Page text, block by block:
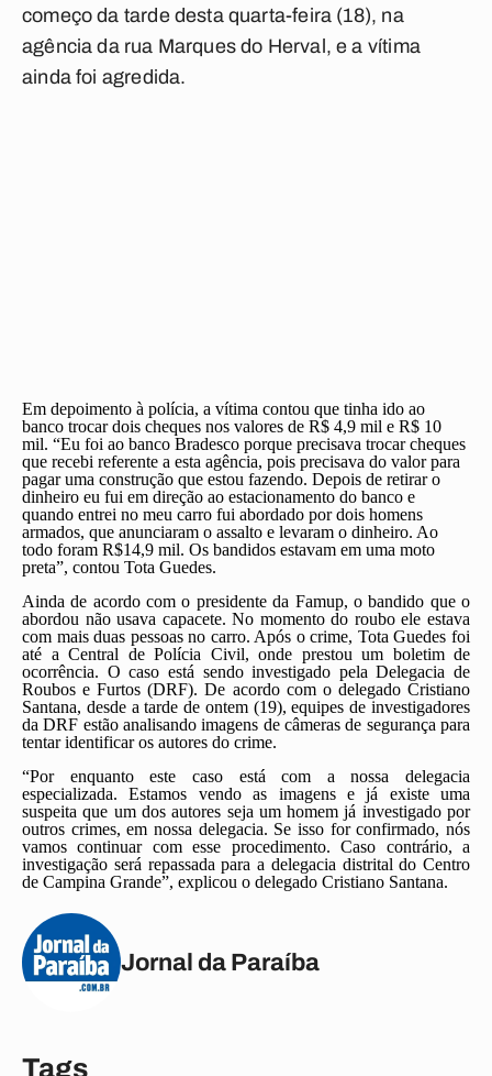
começo da tarde desta quarta-feira (18), na
agência da rua Marques do Herval, e a vítima
ainda foi agredida.
Em depoimento à polícia, a vítima contou que tinha ido ao
banco trocar dois cheques nos valores de R$ 4,9 mil e R$ 10
mil. “Eu foi ao banco Bradesco porque precisava trocar cheques
que recebi referente a esta agência, pois precisava do valor para
pagar uma construção que estou fazendo. Depois de retirar o
dinheiro eu fui em direção ao estacionamento do banco e
quando entrei no meu carro fui abordado por dois homens
armados, que anunciaram o assalto e levaram o dinheiro. Ao
todo foram R$14,9 mil. Os bandidos estavam em uma moto
preta”, contou Tota Guedes.
Ainda de acordo com o presidente da Famup, o bandido que o
abordou não usava capacete. No momento do roubo ele estava
com mais duas pessoas no carro. Após o crime, Tota Guedes foi
até a Central de Polícia Civil, onde prestou um boletim de
ocorrência. O caso está sendo investigado pela Delegacia de
Roubos e Furtos (DRF). De acordo com o delegado Cristiano
Santana, desde a tarde de ontem (19), equipes de investigadores
da DRF estão analisando imagens de câmeras de segurança para
tentar identificar os autores do crime.
“Por enquanto este caso está com a nossa delegacia
especializada. Estamos vendo as imagens e já existe uma
suspeita que um dos autores seja um homem já investigado por
outros crimes, em nossa delegacia. Se isso for confirmado, nós
vamos continuar com esse procedimento. Caso contrário, a
investigação será repassada para a delegacia distrital do Centro
de Campina Grande”, explicou o delegado Cristiano Santana.
Jornal da Paraíba
Tags